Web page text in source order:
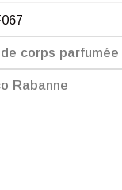
corps parfumée
Rabanne